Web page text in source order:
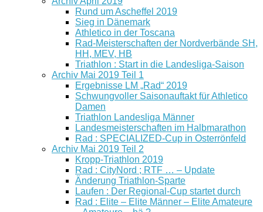
Rund um Ascheffel 2019
Sieg in Dänemark
Athletico in der Toscana
Rad-Meisterschaften der Nordverbände SH,
HH, MEV, HB
Triathlon : Start in die Landesliga-Saison
Archiv Mai 2019 Teil 1
Ergebnisse LM „Rad“ 2019
Schwungvoller Saisonauftakt für Athletico
Damen
Triathlon Landesliga Männer
Landesmeisterschaften im Halbmarathon
Rad : SPECIALIZED-Cup in Osterrönfeld
Archiv Mai 2019 Teil 2
Kropp-Triathlon 2019
Rad : CityNord ; RTF … – Update
Änderung Triathlon-Sparte
Laufen : Der Regional-Cup startet durch
Rad : Elite – Elite Männer – Elite Amateure